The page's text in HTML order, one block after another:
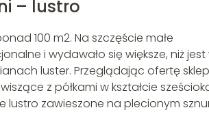
– lustro
100 m2. Na szczęście małe
i wydawało się większe, niż jest
luster. Przeglądając ofertę
z półkami w kształcie
lustro zawieszone na plecionym